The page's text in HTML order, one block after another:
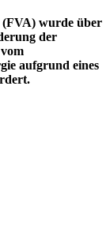
(FVA) wurde über
der
aufgrund eines